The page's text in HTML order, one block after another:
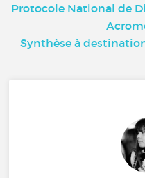
Protocole National de
Synthèse à